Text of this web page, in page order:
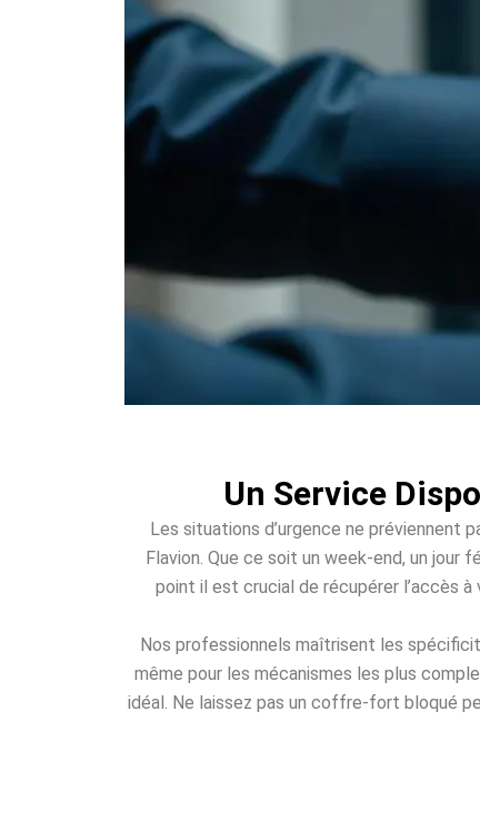
Un Service
Les situations d’urgence ne préviennent
Flavion. Que ce soit un week-end, un jour
point il est crucial de récupérer l’accès
Nos professionnels maîtrisent les
même pour les mécanismes les plus
idéal. Ne laissez pas un coffre-fort bloqué